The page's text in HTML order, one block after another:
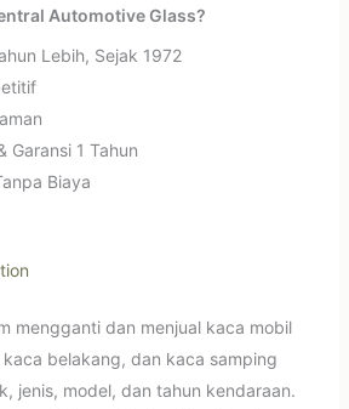
Automotive Glass?
Lebih, Sejak 1972
Garansi 1 Tahun
Biaya
mengganti dan menjual kaca mobil
kaca belakang, dan kaca samping
jenis, model, dan tahun kendaraan.